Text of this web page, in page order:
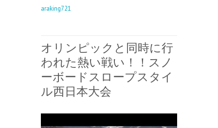
araking721
オリンピックと同時に行
われた熱い戦い！！スノ
ーボードスロープスタイ
ル西日本大会